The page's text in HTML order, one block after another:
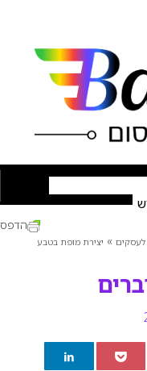
לעסקים » יצירת מופת בטבע
הדפס